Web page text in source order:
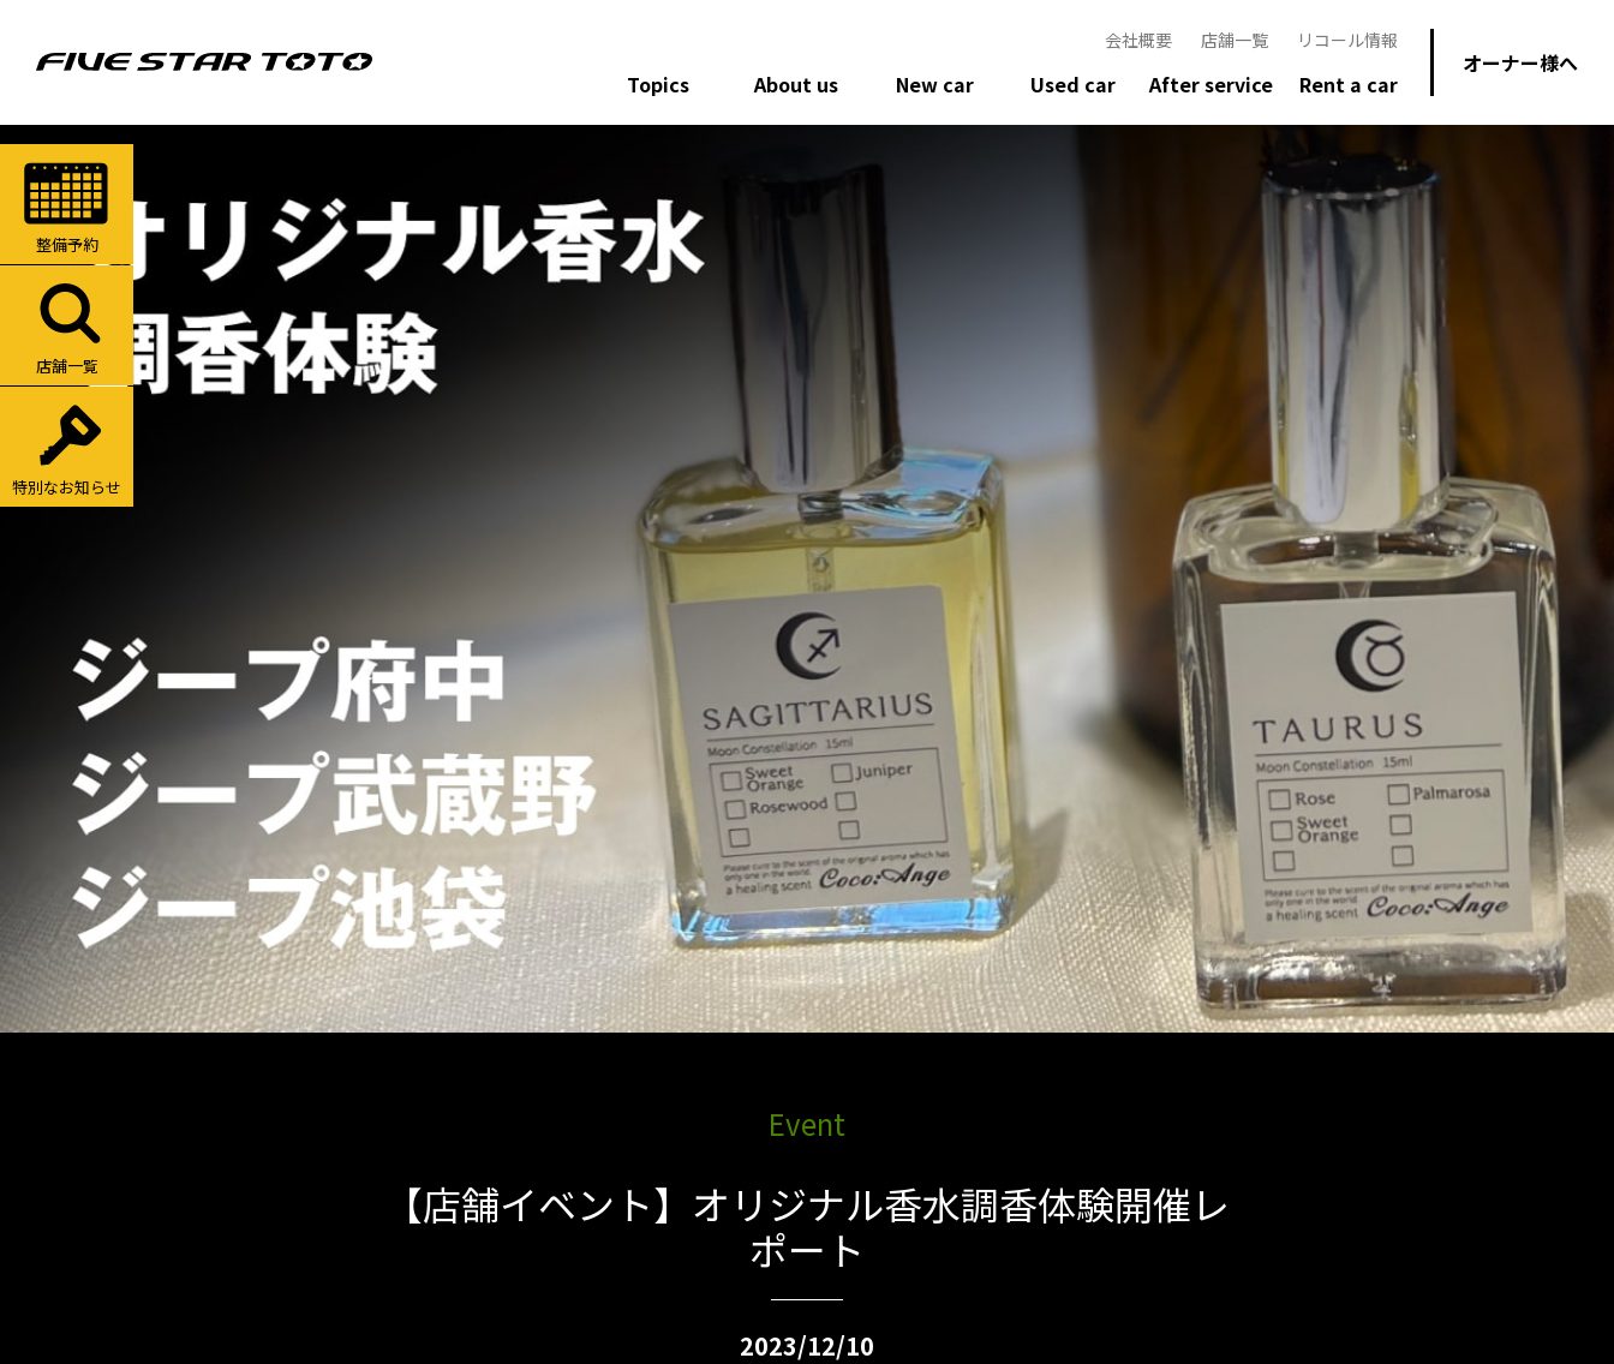
Topics About us New car Used car After service Rent a car
オーナー様へ
会社概要 店舗一覧 リコール情報
整備予約
店舗一覧
特別なお知らせ
Event
【店舗イベント】オリジナル香水調香体験開催レ
ポート
2023/12/10